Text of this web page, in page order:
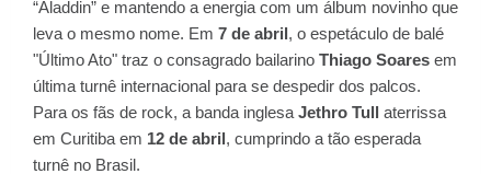
“Aladdin” e mantendo a energia com um álbum novinho que
leva o mesmo nome. Em 7 de abril, o espetáculo de balé
"Último Ato" traz o consagrado bailarino Thiago Soares em
última turnê internacional para se despedir dos palcos.
Para os fãs de rock, a banda inglesa Jethro Tull aterrissa
em Curitiba em 12 de abril, cumprindo a tão esperada
turnê no Brasil.